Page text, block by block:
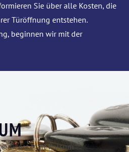
Sie über alle Kosten, die
Türöffnung entstehen.
beginnen wir mit der
Marl Polsum